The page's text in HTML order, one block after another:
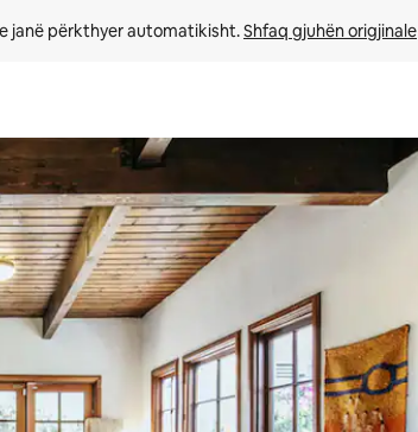
janë përkthyer automatikisht. Shfaq gjuhën origjinale